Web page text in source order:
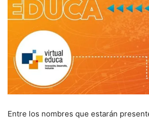
Entre los nombres que estarán